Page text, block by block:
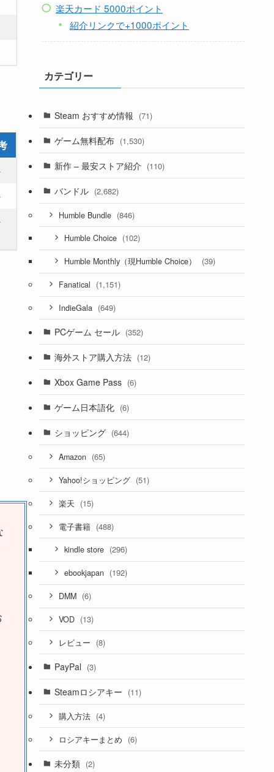
楽天カード 5000ポイント
紹介リンクで+1000ポイント
カテゴリー
Steam おすすめ情報 (71)
ゲーム無料配布 (1,530)
新作 – 最安ストア紹介 (110)
バンドル (2,682)
Humble Bundle (846)
Humble Choice (102)
Humble Monthly（現Humble Choice） (39)
Fanatical (1,151)
IndieGala (649)
PCゲーム セール (352)
海外ストア購入方法 (12)
Xbox Game Pass (6)
ゲーム日本語化 (6)
ショッピング (644)
Amazon (65)
Yahoo!ショッピング (51)
楽天 (15)
電子書籍 (488)
kindle store (296)
ebookjapan (192)
DMM (6)
VOD (13)
レビュー (8)
PayPal (3)
Steamロシアキー (11)
購入方法 (4)
ロシアキーまとめ (6)
未分類 (2)